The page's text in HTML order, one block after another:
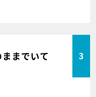
までいて 3